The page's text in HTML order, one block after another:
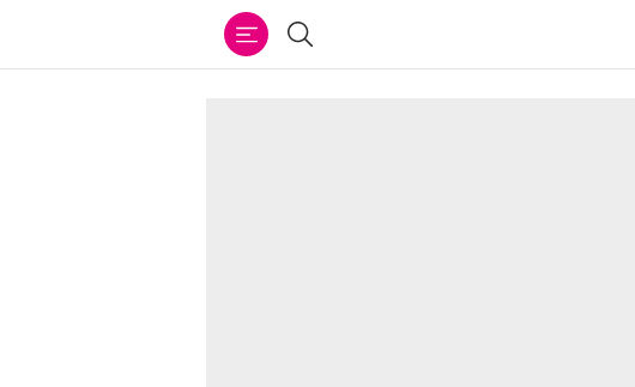
Cercar